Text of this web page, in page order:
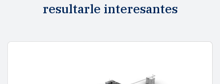
resultarle interesantes